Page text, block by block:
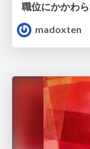
madoxten